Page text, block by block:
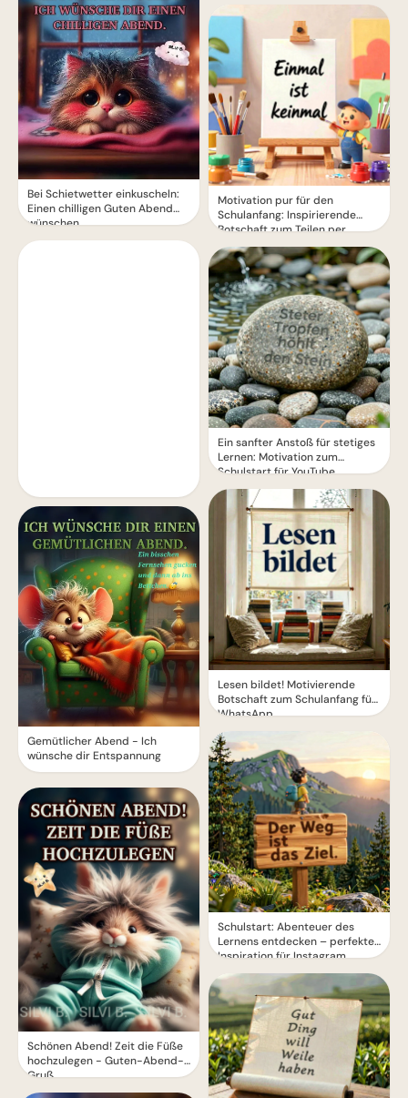
Bei Schietwetter einkuscheln:
Einen chilligen Guten Abend
wünschen
Gemütlicher Abend - Ich
wünsche dir Entspannung
Schönen Abend! Zeit die Füße
hochzulegen - Guten-Abend-
Gruß
Motivation pur für den
Schulanfang: Inspirierende
Botschaft zum Teilen per
WhatsApp!
Ein sanfter Anstoß für stetiges
Lernen: Motivation zum
Schulstart für YouTube.
Lesen bildet! Motivierende
Botschaft zum Schulanfang für
WhatsApp
Schulstart: Abenteuer des
Lernens entdecken – perfekte
Inspiration für Instagram